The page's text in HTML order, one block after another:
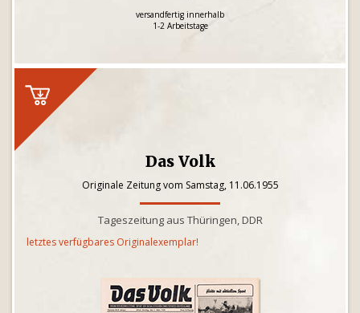
versandfertig innerhalb
1-2 Arbeitstage
Das Volk
Originale Zeitung vom Samstag, 11.06.1955
Tageszeitung aus Thüringen, DDR
letztes verfügbares Originalexemplar!